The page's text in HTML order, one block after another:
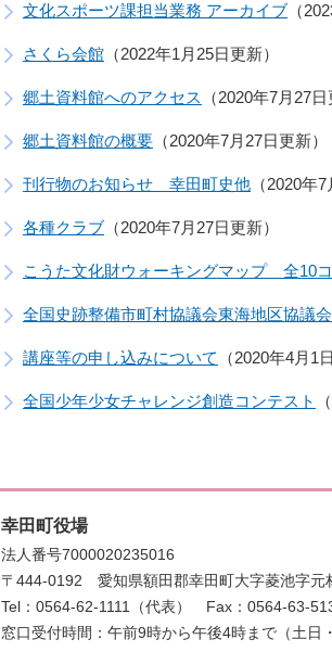
文化スポーツ課担当業務 アーカイブ
さくら会館 2022年1月25日更新
郷土資料館へのアクセス 2020年7月27日
郷土資料館の概要 2020年7月27日更新
刊行物のお知らせ 幸田町史他 2020年
各種クラブ 2020年7月27日更新
こうた文化財ウォーキングマップ 全10
全国史跡整備市町村協議会東海地区協議会
講座等の申し込みについて 2020年4月1
全国少年少女チャレンジ創造コンテスト
幸田町役場
法人番号7000020235016
〒444-0192
愛知県額田郡幸田町大字菱池字元
Tel：0564-62-1111（代表）
Fax：0564-63-
窓口受付時間：午前9時から午後4時まで（土日